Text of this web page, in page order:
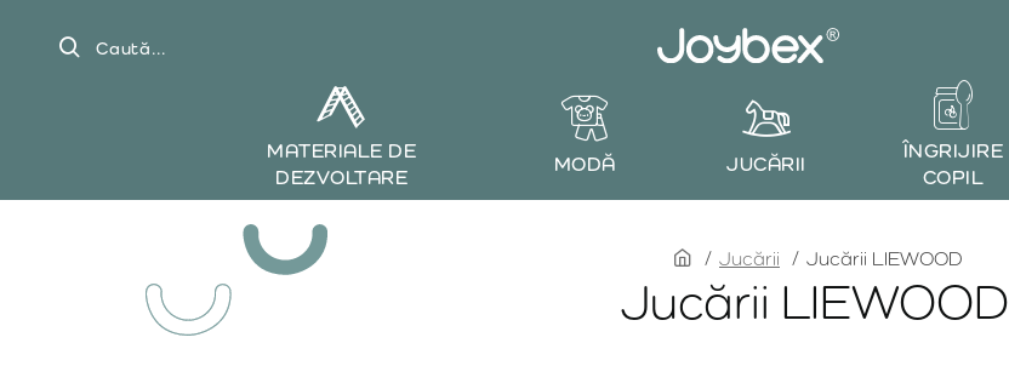
Caută...
MATERIALE DE
DEZVOLTARE
MODĂ JUCĂRII
ÎNGRIJIRE
COPIL
Jucării LIEWOOD
home
Jucării Jucării LIEWOOD